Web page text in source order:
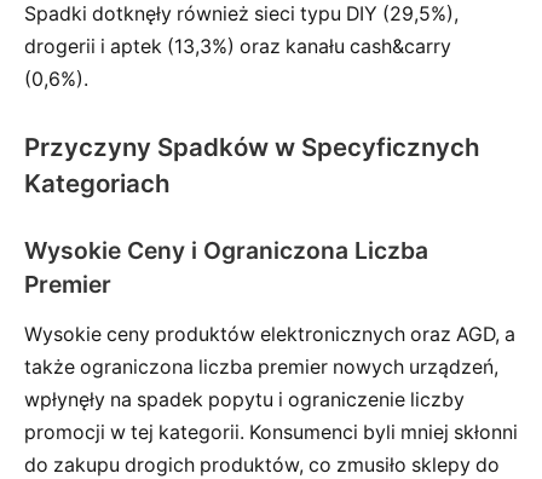
Spadki dotknęły również sieci typu DIY (29,5%),
drogerii i aptek (13,3%) oraz kanału cash&carry
(0,6%).
Przyczyny Spadków w Specyficznych
Kategoriach
Wysokie Ceny i Ograniczona Liczba
Premier
Wysokie ceny produktów elektronicznych oraz AGD, a
także ograniczona liczba premier nowych urządzeń,
wpłynęły na spadek popytu i ograniczenie liczby
promocji w tej kategorii. Konsumenci byli mniej skłonni
do zakupu drogich produktów, co zmusiło sklepy do